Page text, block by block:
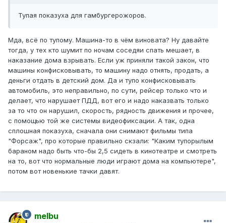
Тупая показуха для гамбургерожоров.
Мда, всё по тупому. Машина-то в чём виновата? Ну давайте
тогда, у тех кто шумит по ночам соседяи спать мешает, в
наказание дома взрывать. Если уж приняли такой закон, что
машины конфисковывать, то машину надо отнять, продать, а
деньги отдать в детский дом. Да и тупо конфисковывать
автомобиль, это неправильно, по сути, рейсер только что и
делает, что нарушает ПДД, вот его и надо наказвать только
за то что он нарушил, скорость, рядность движения и прочее,
с помощью той же системы видеофиксации. А так, одна
сплошная показуха, сначала они снимают фильмы типа
"Форсаж", про которые правильно скзали: "Каким тупорылым
бараном надо быть что-бы 2,5 сидеть в кинотеатре и смотреть
на то, вот что нормальные люди играют дома на компьютере",
потом вот новенькие тачки давят.
melbu